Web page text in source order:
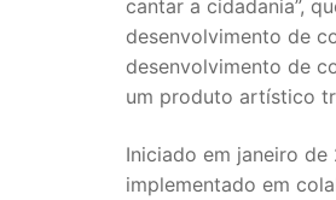
cantar a cidadania”,
desenvolvimento de
desenvolvimento de
um produto artístico
Iniciado em janeiro
implementado em